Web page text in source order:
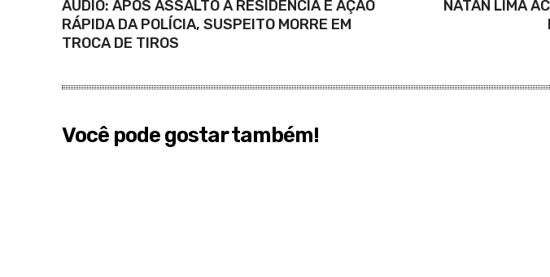
ÁUDIO: APÓS ASSALTO A RESIDÊNCIA E AÇÃO
RÁPIDA DA POLÍCIA, SUSPEITO MORRE EM
TROCA DE TIROS
NATAN LIMA
Você pode gostar também!